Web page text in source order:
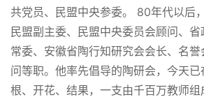
共党员、民盟中央参委。 80年代以后
民盟副主委、民盟中央委员会顾问、
常委、安徽省陶行知研究会会长、名
问等职。他率先倡导的陶研会，今天
根、开花、结果，一支由千百万教师